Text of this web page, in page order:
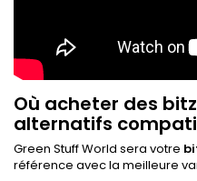
Où acheter des
alternatifs
Green Stuff World sera votre
référence avec la meilleure